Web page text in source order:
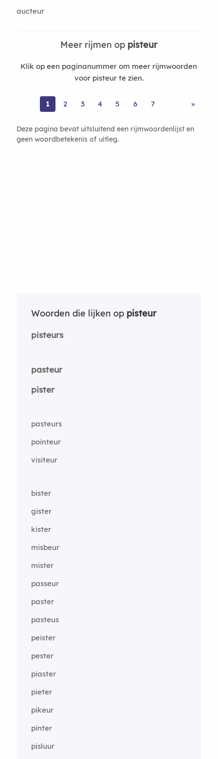
aucteur
Meer rijmen op pisteur
Klik op een paginanummer om meer rijmwoorden
voor pisteur te zien.
1 2 3 4 5 6 7 »
Deze pagina bevat uitsluitend een rijmwoordenlijst en
geen woordbetekenis of uitleg.
Woorden die lijken op pisteur
pisteurs
pasteur
pister
pasteurs
pointeur
visiteur
bister
gister
kister
misbeur
mister
passeur
paster
pasteus
peister
pester
piaster
pieter
pikeur
pinter
pisluur